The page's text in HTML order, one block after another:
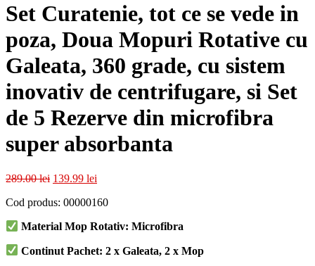
Set Curatenie, tot ce se vede in
poza, Doua Mopuri Rotative cu
Galeata, 360 grade, cu sistem
inovativ de centrifugare, si Set
de 5 Rezerve din microfibra
super absorbanta
289.00lei Prețul
a
289.00 lei.
139.99 lei
este:
Cod produs: 00000160
Material Mop Rotativ: Microfibra
Continut Pachet: 2 x Galeata, 2 x Mop